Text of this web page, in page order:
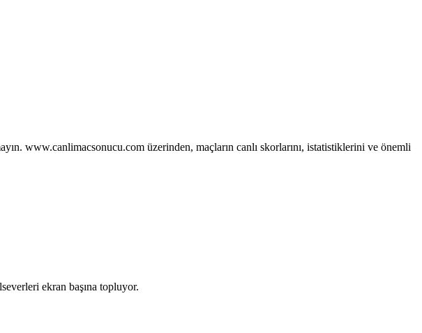
www.canlimacsonucu.com üzerinden, maçların canlı skorlarını, istatistiklerini ve önemli
ekran başına topluyor.